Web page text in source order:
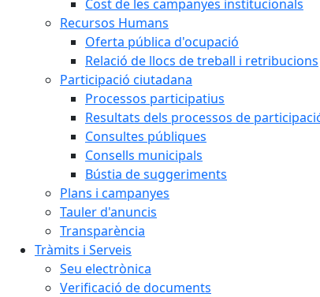
Cost de les campanyes institucionals
Recursos Humans
Oferta pública d'ocupació
Relació de llocs de treball i retribucions
Participació ciutadana
Processos participatius
Resultats dels processos de
Consultes públiques
Consells municipals
Bústia de suggeriments
Plans i campanyes
Tauler d'anuncis
Transparència
Tràmits i Serveis
Seu electrònica
Verificació de documents